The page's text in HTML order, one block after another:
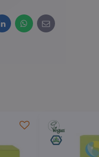
LinkedInWhatsApp
E-
mail